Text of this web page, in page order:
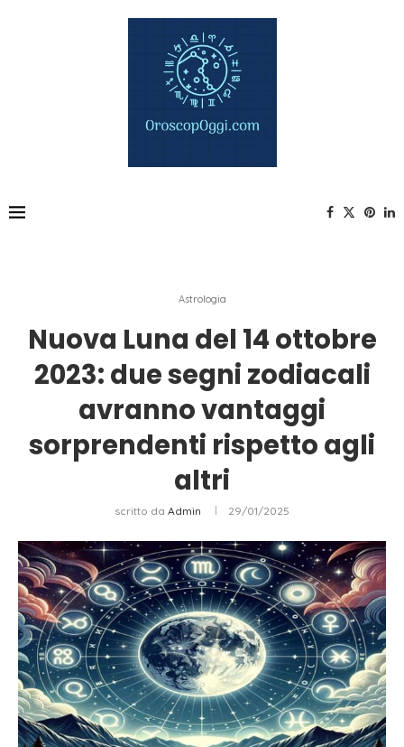
Astrologia
Nuova Luna del 14 ottobre
2023: due segni zodiacali
avranno vantaggi
sorprendenti rispetto agli
altri
scritto da Admin 29/01/2025